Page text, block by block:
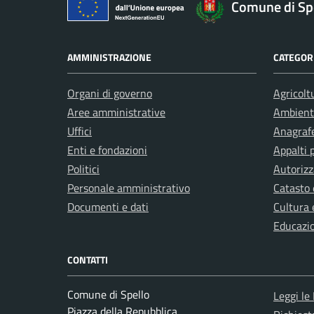
Comune di
AMMINISTRAZIONE
Organi di governo
Aree amministrative
Uffici
Enti e fondazioni
Politici
Personale amministrativo
Documenti e dati
Appalti
Cultura
CONTATTI
Comune di Spello
Leggi le